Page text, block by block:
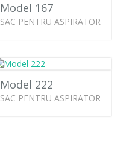
Model 167
SAC PENTRU ASPIRATOR
Model 222
SAC PENTRU ASPIRATOR